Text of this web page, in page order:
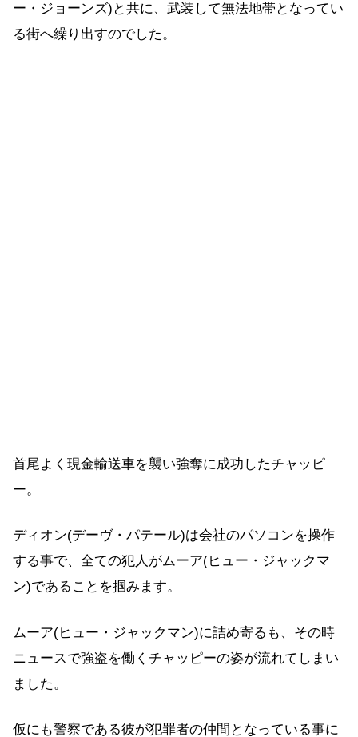
ー・ジョーンズ)と共に、武装して無法地帯となってい
る街へ繰り出すのでした。
首尾よく現金輸送車を襲い強奪に成功したチャッピ
ー。
ディオン(デーヴ・パテール)は会社のパソコンを操作
する事で、全ての犯人がムーア(ヒュー・ジャックマ
ン)であることを掴みます。
ムーア(ヒュー・ジャックマン)に詰め寄るも、その時
ニュースで強盗を働くチャッピーの姿が流れてしまい
ました。
仮にも警察である彼が犯罪者の仲間となっている事に